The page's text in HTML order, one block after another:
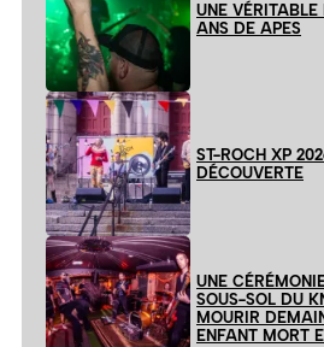
UNE VÉRITABLE
ANS DE APES
ST-ROCH XP
DÉCOUVERTE
UNE
SOUS-SOL DU
MOURIR
ENFANT MORT